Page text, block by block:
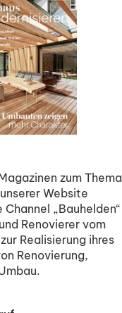
zum Thema
Website
„Bauhelden“
Renovierer vom
Realisierung ihres
Renovierung,